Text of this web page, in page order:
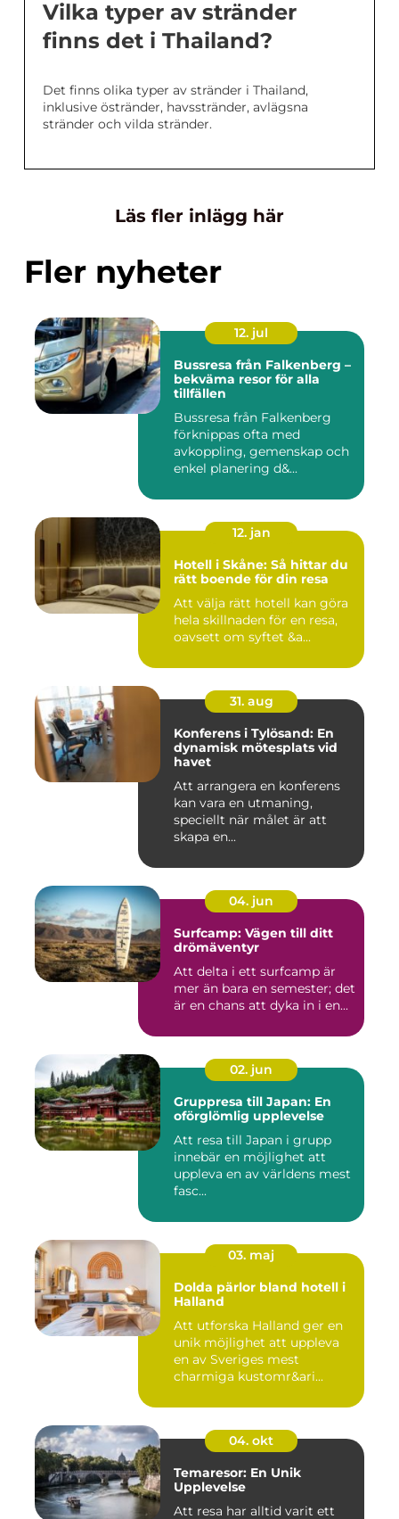
Vilka typer av stränder
finns det i Thailand?
Det finns olika typer av stränder i Thailand,
inklusive östränder, havsstränder, avlägsna
stränder och vilda stränder.
Läs fler inlägg här
Fler nyheter
12. jul
Bussresa från Falkenberg –
bekväma resor för alla
tillfällen
Bussresa från Falkenberg
förknippas ofta med
avkoppling, gemenskap och
enkel planering d&...
12. jan
Hotell i Skåne: Så hittar du
rätt boende för din resa
Att välja rätt hotell kan göra
hela skillnaden för en resa,
oavsett om syftet &a...
31. aug
Konferens i Tylösand: En
dynamisk mötesplats vid
havet
Att arrangera en konferens
kan vara en utmaning,
speciellt när målet är att
skapa en...
04. jun
Surfcamp: Vägen till ditt
drömäventyr
Att delta i ett surfcamp är
mer än bara en semester; det
är en chans att dyka in i en...
02. jun
Gruppresa till Japan: En
oförglömlig upplevelse
Att resa till Japan i grupp
innebär en möjlighet att
uppleva en av världens mest
fasc...
03. maj
Dolda pärlor bland hotell i
Halland
Att utforska Halland ger en
unik möjlighet att uppleva
en av Sveriges mest
charmiga kustomr&ari...
04. okt
Temaresor: En Unik
Upplevelse
Att resa har alltid varit ett